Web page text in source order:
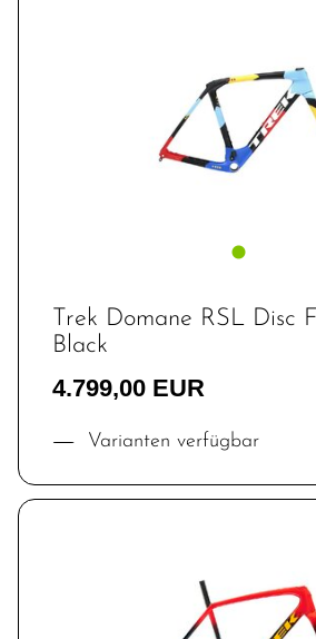
Trek Domane RSL Disc
Black
4.799,00 EUR
Varianten verfügbar